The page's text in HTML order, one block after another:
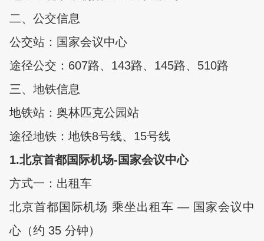
二、公交信息
公交站：国家会议中心
途径公交：607路、143路、145路、510路
三、地铁信息
地铁站：奥林匹克公园站
途径地铁：地铁8号线、15号线
1.北京首都国际机场-国家会议中心
方式一：出租车
北京首都国际机场 乘坐出租车 — 国家会议中
心（约 35 分钟）